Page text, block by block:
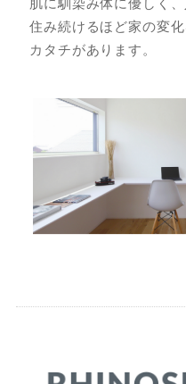
住み続けるほど家の変
カタチがあります。